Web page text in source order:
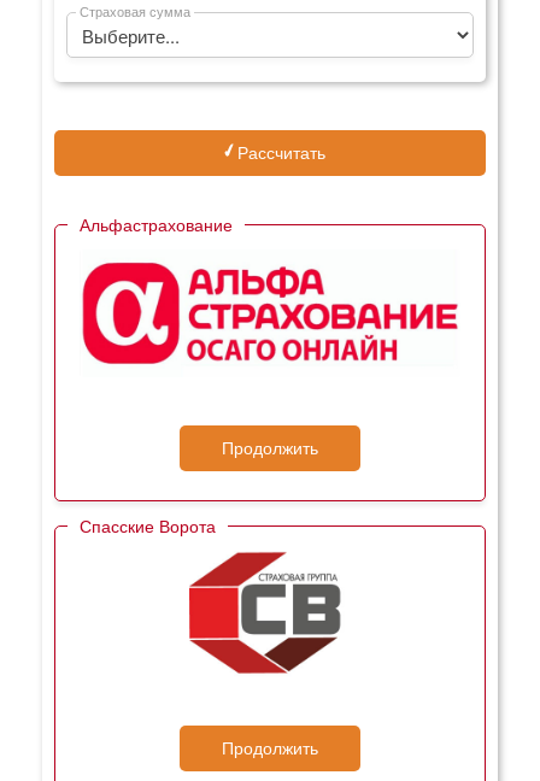
Страховая сумма
Рассчитать
Альфастрахование
Продолжить
Спасские Ворота
Продолжить